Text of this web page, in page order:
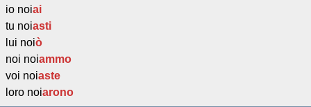
io noiai
tu noiasti
lui noiò
noi noiammo
voi noiaste
loro noiarono